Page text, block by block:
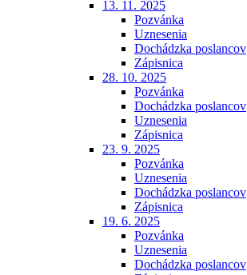
13. 11. 2025
Pozvánka
Uznesenia
Dochádzka poslancov
Zápisnica
28. 10. 2025
Pozvánka
Dochádzka poslancov
Uznesenia
Zápisnica
23. 9. 2025
Pozvánka
Uznesenia
Dochádzka poslancov
Zápisnica
19. 6. 2025
Pozvánka
Uznesenia
Dochádzka poslancov